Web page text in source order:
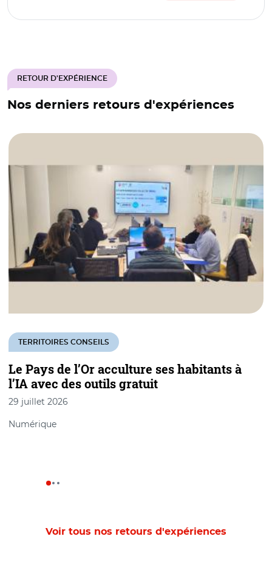
RETOUR D'EXPÉRIENCE
Nos derniers retours d'expériences
Le Pays de l’Or acculture ses habitants à
l’IA avec des outils gratuit
TERRITOIRES CONSEILS
29 juillet 2026
Numérique
Voir tous nos retours d'expériences